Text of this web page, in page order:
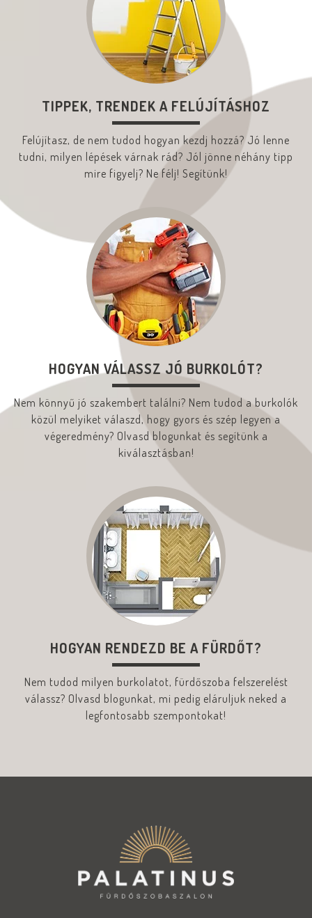
TIPPEK, TRENDEK A FELÚJÍTÁSHOZ
Felújítasz, de nem tudod hogyan kezdj hozzá? Jó lenne
tudni, milyen lépések várnak rád? Jól jönne néhány tipp
mire figyelj? Ne félj! Segítünk!
HOGYAN VÁLASSZ JÓ BURKOLÓT?
Nem könnyű jó szakembert találni? Nem tudod a burkolók
közül melyiket válaszd, hogy gyors és szép legyen a
végeredmény? Olvasd blogunkat és segítünk a
kiválasztásban!
HOGYAN RENDEZD BE A FÜRDŐT?
Nem tudod milyen burkolatot, fürdőszoba felszerelést
válassz? Olvasd blogunkat, mi pedig eláruljuk neked a
legfontosabb szempontokat!